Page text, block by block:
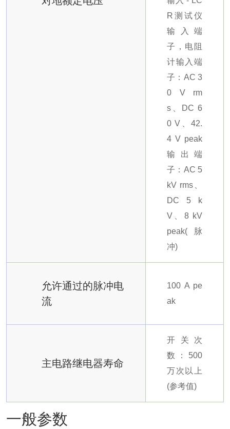
R测试仪
输入端
子，电阻
计输入端
子：AC 3
0 V rm
s、DC 6
0 V、42.
4 V peak
输出端
子：AC 5
kV rms、
DC 5 k
V、8 kV
peak(脉
冲)
允许通过的脉冲电
流
100 A pe
ak
主电路继电器寿命
开关次
数：500
万次以上
(参考值)
一般参数